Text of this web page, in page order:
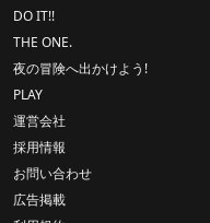
DO IT!!
THE ONE.
夜の冒険へ出かけよう!
PLAY
運営会社
採用情報
お問い合わせ
広告掲載